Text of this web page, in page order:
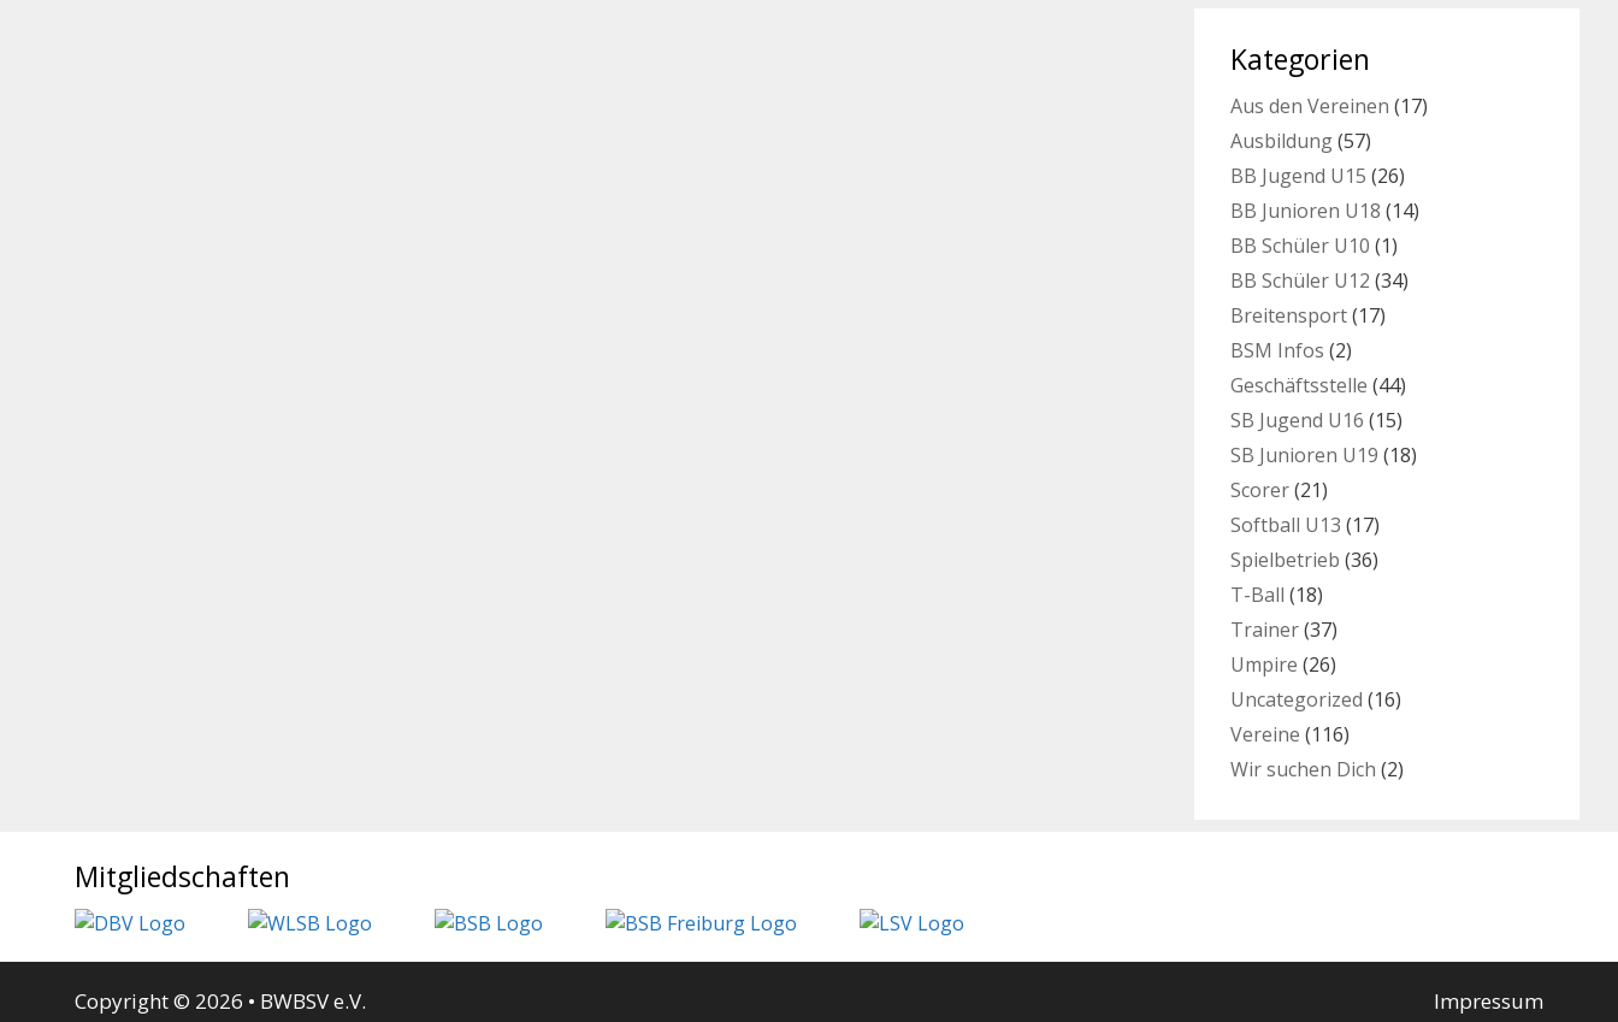
Kategorien
Aus den Vereinen (17)
Ausbildung(57)
BB Jugend U15 (26)
BB Junioren U18 (14)
BB Schüler U10 (1)
BB Schüler U12 (34)
Breitensport(17)
BSM Infos (2)
Geschäftsstelle (44)
SB Jugend U16 (15)
SB Junioren U19 (18)
Scorer(21)
Softball U13 (17)
Spielbetrieb (36)
T-Ball (18)
Trainer(37)
Umpire (26)
Uncategorized (16)
Vereine (116)
Wir suchen Dich (2)
Mitgliedschaften
Impressum
Copyright © 2026 • BWBSV e.V.